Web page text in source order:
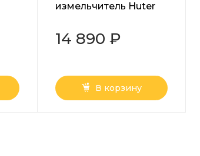
измельчитель Huter
14 890 ₽
В корзину